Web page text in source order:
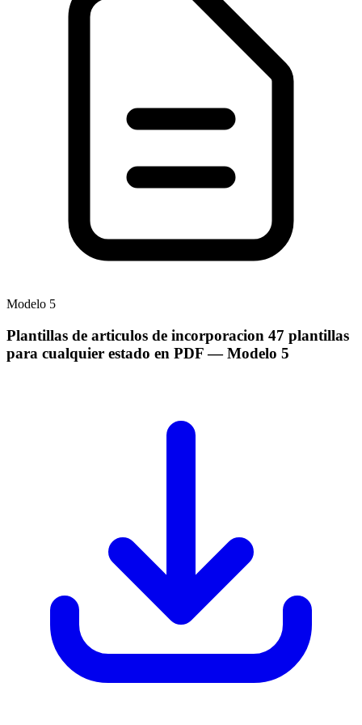
Modelo 5
Plantillas de articulos de incorporacion 47 plantillas
para cualquier estado en PDF— Modelo 5